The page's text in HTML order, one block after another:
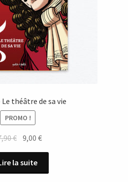
théâtre de sa vie
PROMO !
€ Le
initial
était :
9,00€Le
est :
la suite